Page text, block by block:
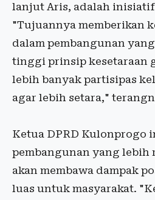
lanjut Aris, adalah
"Tujuannya memberikan
dalam pembangunan
tinggi prinsip kesetaraan
lebih banyak partisipas
agar lebih setara,"
Ketua DPRD Kulonprogo
pembangunan yang lebih
akan membawa dampak
luas untuk masyarakat.